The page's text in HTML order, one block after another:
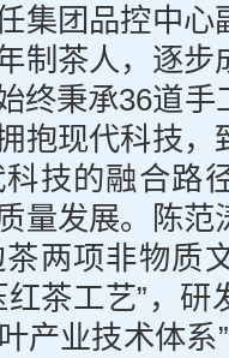
集团品控中心
制茶人，逐步
终秉承36道手
抱现代科技，
技的融合路
量发展。陈范
两项非物质
茶工艺”，研
产业技术体